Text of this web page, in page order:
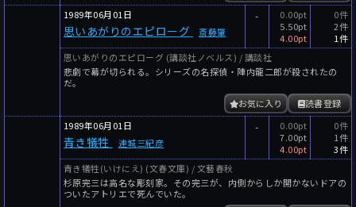
1989年06月01日
思いあがりのエピローグ 斎藤肇
-
0.00pt
5.50pt
4.00pt
0件
2件
1件
思いあがりのエピローグ (講談社ノベルス) / 講談社
悲劇で幕が切られる。シリーズの名探偵・陣内龍二郎が殺されたの
だ。
読書登録
お気に入り
1989年06月01日
青き犠牲 連城三紀彦
-
0.00pt
7.00pt
4.00pt
0件
1件
3件
青き犠牲(いけにえ) (文春文庫) / 文藝春秋
杉原完三は高名な彫刻家。その完三が、内側からしか開かないドアの
ついたアトリエで死んでいた。